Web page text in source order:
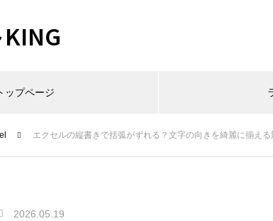
ップページ
エクセルの縦書きで括弧がずれる？文字の向きを綺麗に揃える
2026.05.19